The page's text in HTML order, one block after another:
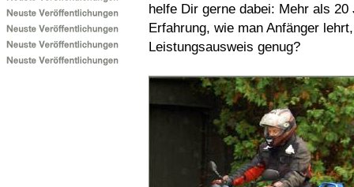
helfe Dir gerne dabei: Mehr als 20
Erfahrung, wie man Anfänger
Leistungsausweis genug?